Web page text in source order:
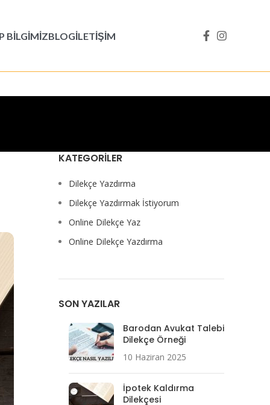
BILGIMIZBLOGİLETIŞIM
KATEGORILER
Dilekçe Yazdırma
Dilekçe Yazdırmak İstiyorum
Online Dilekçe Yaz
Online Dilekçe Yazdırma
SON YAZILAR
Barodan Avukat Talebi
Dilekçe Örneği
10 Haziran 2025
İpotek Kaldırma
Dilekçesi